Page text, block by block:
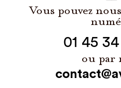
Vous pouvez
01 45
ou par